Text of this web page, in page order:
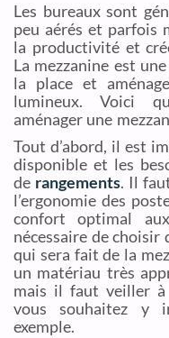
Les bureaux sont
peu aérés et parfois
la productivité et
La mezzanine est
la place et
lumineux. Voici
aménager une
Tout d’abord, il est
disponible et les
de rangements. Il
l’ergonomie des
confort optimal
nécessaire de choisir
qui sera fait de la
un matériau très
mais il faut veiller
vous souhaitez y
exemple.